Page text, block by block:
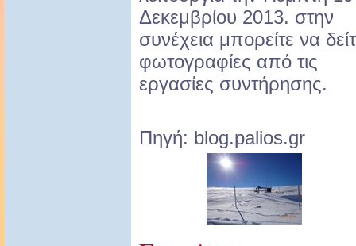
Δεκεμβρίου 2013. στην
συνέχεια μπορείτε να
φωτογραφίες από τις
εργασίες συντήρησης.
Πηγή: blog.palios.gr